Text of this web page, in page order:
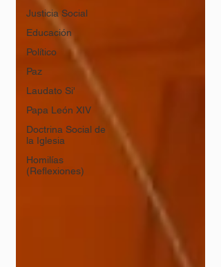
Justicia Social
Educación
Político
Paz
Laudato Si'
Papa León XIV
Doctrina Social de
la Iglesia
Homilías
(Reflexiones)